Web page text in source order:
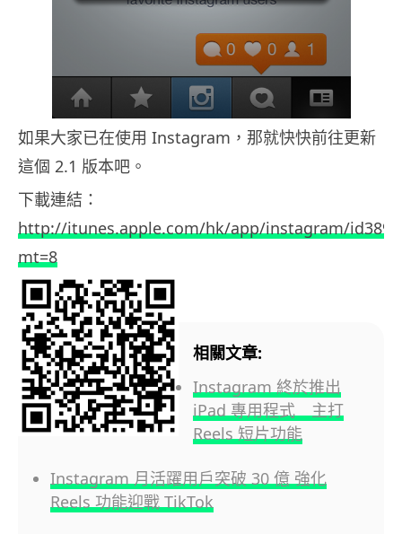
如果大家已在使用 Instagram，那就快快前往更新
這個 2.1 版本吧。
下載連結：
http://itunes.apple.com/hk/app/instagram/
mt=8
相關文章:
Instagram 終於推出
iPad 專用程式 主打
Reels 短片功能
Instagram 月活躍用戶突破 30 億 強化
Reels 功能迎戰 TikTok